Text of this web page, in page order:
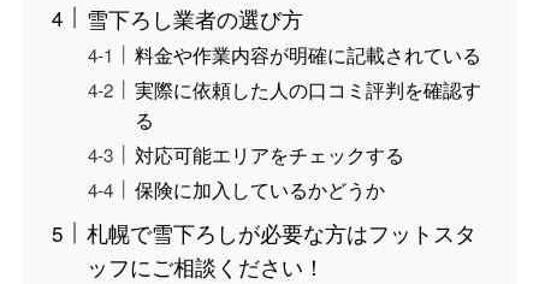
雪下ろし業者の選び方
料金や作業内容が明確に記載されている
実際に依頼した人の口コミ評判を確認す
る
対応可能エリアをチェックする
保険に加入しているかどうか
札幌で雪下ろしが必要な方はフットスタ
ッフにご相談ください！